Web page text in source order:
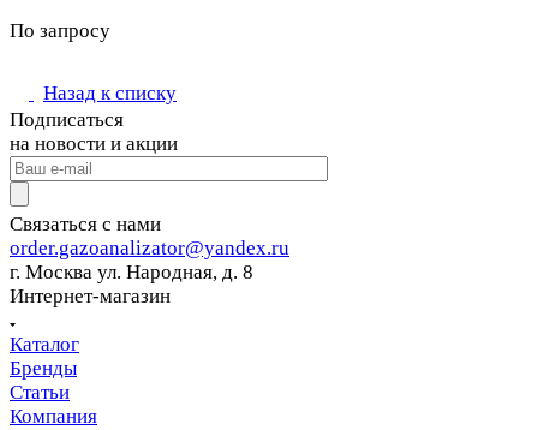
По запросу
Назад к списку
Подписаться
на новости и акции
Связаться с нами
order.gazoanalizator@yandex.ru
г. Москва ул. Народная, д. 8
Интернет-магазин
Каталог
Бренды
Статьи
Компания